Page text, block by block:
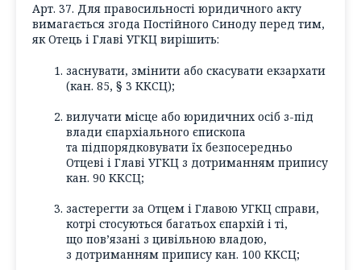
Арт. 37. Для правосильності юридичного акту
вимагається згода Постійного Синоду перед тим,
як Отець і Главі УГКЦ вирішить:
заснувати, змінити або скасувати екзархати
(кан. 85, § 3 ККСЦ);
вилучати місце або юридичних осіб з-під
влади єпархіального єпископа
та підпорядковувати їх безпосередньо
Отцеві і Главі УГКЦ з дотриманням припису
кан. 90 ККСЦ;
застерегти за Отцем і Главою УГКЦ справи,
котрі стосуються багатьох єпархій і ті,
що пов’язані з цивільною владою,
з дотриманням припису кан. 100 ККСЦ;